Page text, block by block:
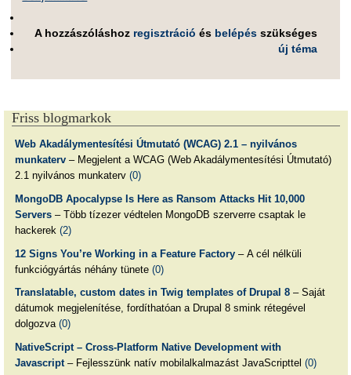
A hozzászóláshoz regisztráció és belépés szükséges
új téma
Friss blogmarkok
Web Akadálymentesítési Útmutató (WCAG) 2.1 – nyilvános
munkaterv– Megjelent a WCAG (Web Akadálymentesítési Útmutató)
2.1 nyilvános munkaterv (0)
MongoDB Apocalypse Is Here as Ransom Attacks Hit 10,000
Servers– Több tízezer védtelen MongoDB szerverre csaptak le
hackerek (2)
12 Signs You’re Working in a Feature Factory– A cél nélküli
funkciógyártás néhány tünete (0)
Translatable, custom dates in Twig templates of Drupal 8– Saját
dátumok megjelenítése, fordíthatóan a Drupal 8 smink rétegével
dolgozva (0)
NativeScript – Cross-Platform Native Development with
Javascript– Fejlesszünk natív mobilalkalmazást JavaScripttel (0)